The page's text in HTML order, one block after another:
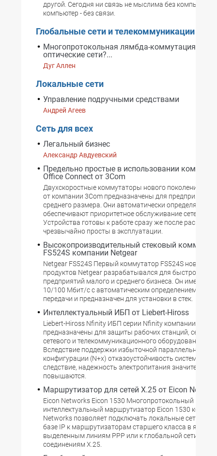
другой. Сегодня ни связь не мыслима без
компьютер - без связи.
Глобальные сети и телекоммуникации
Многопротокольная лямбда-коммутация
оптические сети?...
Дуг Аллен
Локальные сети
Управление подручными средствами
Андрей Агеев
Сеть для всех
Легальный бизнес
Александр Авдуевский
Предельно простые в использовании
Office Connect от 3Com
Двухскоростные коммутаторы нового поколения
от компании 3Com предназначены для предприятий
среднего размера. Они автоматически определяют
обеспечивают приоритетное обслуживание сетевого
Устройства готовы к работе сразу же после
чрезвычайно просты в эксплуатации.
Высокопроизводительный стековый
FS524S компании Netgear
Netgear FS524S Первый коммутатор FS524S нового
продуктов Netgear разрабатывался для
предприятий малого и среднего бизнеса. Он имеет 24
10/100 Мбит/с с автоматическим определением
передачи и предназначен для установки в стек.
Интеллектуальный ИБП от Liebert-Hiross
Liebert-Hiross Nfinity ИБП серии Nfinity компании
предназначены для защиты рабочих станций,
сетевого и телекоммуникационного оборудования и
Вследствие поддержки избыточной параллельной
конфигурации (N+x) отказоустойчивость системы в
следствие, надежность электропитания значительно
повышаются.
Маршрутизатор для сетей X.25 от Eicon
Eicon Networks Eicon 1530 Многопротокольный
интеллектуальный маршрутизатор Eicon 1530
Networks позволяет подключать локальные сети
базе IP к маршрутизаторам старшего класса в ядре
выделенным линиям PPP или к глобальной сети по
соединениям X.25.